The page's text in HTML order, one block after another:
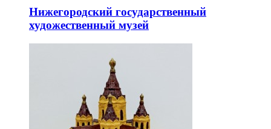
Нижегородский государственный
художественный музей